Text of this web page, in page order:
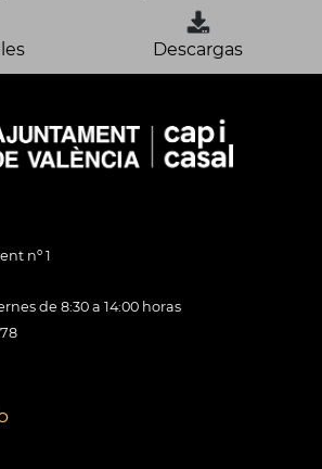
Descargas
nº 1
de 8:30 a 14:00 horas